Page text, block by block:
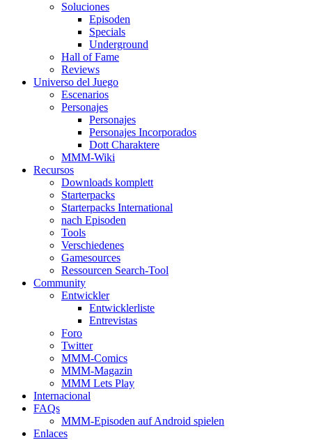
Soluciones
Episoden
Specials
Underground
Hall of Fame
Reviews
Universo del Juego
Escenarios
Personajes
Personajes
Personajes Incorporados
Dott Charaktere
MMM-Wiki
Recursos
Downloads komplett
Starterpacks
Starterpacks International
nach Episoden
Tools
Verschiedenes
Gamesources
Ressourcen Search-Tool
Community
Entwickler
Entwicklerliste
Entrevistas
Foro
Twitter
MMM-Comics
MMM-Magazin
MMM Lets Play
Internacional
FAQs
MMM-Episoden auf Android spielen
Enlaces